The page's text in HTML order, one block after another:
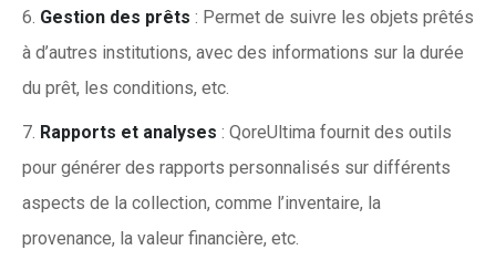
Gestion des prêts : Permet de suivre les objets prêtés
à d’autres institutions, avec des informations sur la durée
du prêt, les conditions, etc.
Rapports et analyses : QoreUltima fournit des outils
pour générer des rapports personnalisés sur différents
aspects de la collection, comme l’inventaire, la
provenance, la valeur financière, etc.